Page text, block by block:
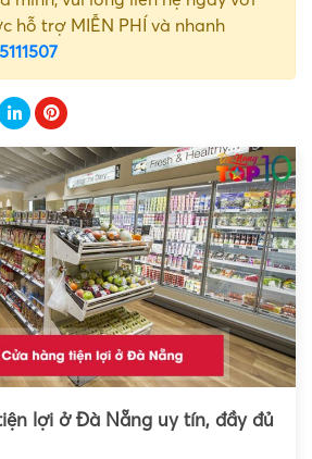
hỗ trợ MIỄN PHÍ và nhanh
lợi ở Đà Nẵng uy tín, đầy đủ